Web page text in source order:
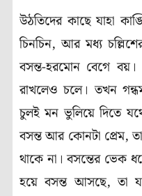
উঠতিদের কাছে যাহা
চিনচিন, আর মধ্য
বসন্ত-হরমোন বেগে বয়।
রাখলেও চলে। তখন
চুলই মন ভুলিয়ে দিতে
বসন্ত আর কোনটা প্রেম,
থাকে না। বসন্তের ভেক
হয়ে বসন্ত আসছে, তা